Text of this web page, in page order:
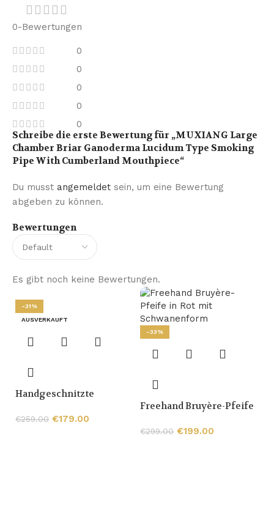
0-Bewertungen
0
0
0
0
0
Bewertungen
Es gibt noch keine Bewertungen.
Schreibe die erste Bewertung für „MUXIANG Large
Chamber Briar Ganoderma Lucidum Type Smoking
Pipe With Cumberland Mouthpiece“
Du musst angemeldet sein, um eine Bewertung
abgeben zu können.
-31%
AUSVERKAUFT
Handgeschnitzte
9-mm-Tabakpfeife mit
€259.00 €179.00
-33%
Freehand Bruyère-Pfeife
€299.00 €199.00